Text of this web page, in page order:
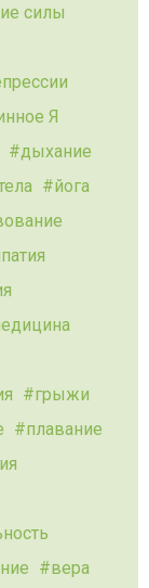
силы
Я
дыхание
йога
грыжи
плавание
вера